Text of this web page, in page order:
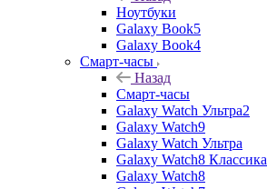
Ноутбуки
Galaxy Book5
Galaxy Book4
Смарт-часы
Назад
Смарт-часы
Galaxy Watch Ультра2
Galaxy Watch9
Galaxy Watch Ультра
Galaxy Watch8 Классика
Galaxy Watch8